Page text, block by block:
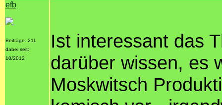
efb
Beiträge: 211
dabei seit:
10/2012
Ist interessant das
darüber wissen, es
Moskwitsch